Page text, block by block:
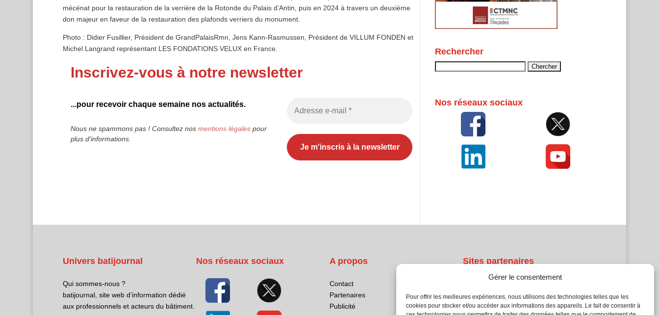
Gérer le consentement
Pour offrir les meilleures expériences, nous utilisons des technologies telles que les
cookies pour stocker et/ou accéder aux informations des appareils. Le fait de consentir à
mécénat pour la restauration de la verrière de la Rotonde du Palais d’Antin, puis en 2024 à travers un deuxième
don majeur en faveur de la restauration des plafonds verriers du monument.
Photo : Didier Fusillier, Président de GrandPalaisRmn, Jens Kann-Rasmussen, Président de VILLUM FONDEN et
Michel Langrand représentant LES FONDATIONS VELUX en France.
Inscrivez-vous à notre newsletter
...pour recevoir chaque semaine nos actualités.
Nous ne spammons pas ! Consultez nos mentions légalespour
plus d’informations.
Rechercher
Nos réseaux sociaux
Univers batijournal
Qui sommes-nous ?
batijournal, site web d’information dédié
aux professionnels et acteurs du bâtiment.
Nos réseaux sociaux A propos
Contact
Partenaires
Publicité
Sites partenaires
Atrium Patrimoine
Kiosque 21